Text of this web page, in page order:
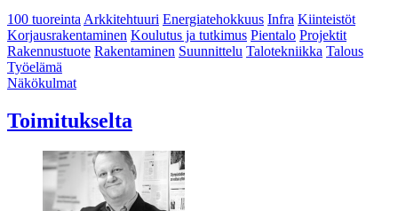
100 tuoreintaArkkitehtuuri Energiatehokkuus Infra Kiinteistöt
Korjausrakentaminen Koulutus ja tutkimus Pientalo Projektit
Rakennustuote Rakentaminen Suunnittelu Talotekniikka Talous
Työelämä
Näkökulmat
Toimitukselta